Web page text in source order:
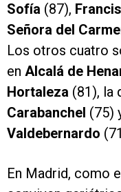
Sofía (87),
Señora del
Los otros cuatro
en Alcalá de
Hortaleza (81), la
Carabanchel (75)
Valdebernardo
En Madrid, como